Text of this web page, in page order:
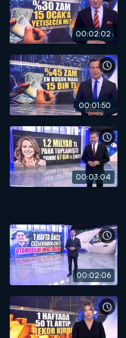
00:02:02
00:01:50
00:03:04
00:02:06